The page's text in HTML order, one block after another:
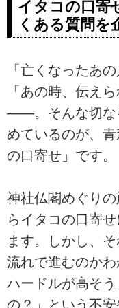
イタコの口寄
くある質問を
「亡くなったあ
「あの時、伝え
――。そんな切な
めているのが、
の口寄せ」です。
神社仏閣めぐり
らイタコの口寄
ます。しかし、
流れで進むのかわ
ハードルが高そ
の？」という不